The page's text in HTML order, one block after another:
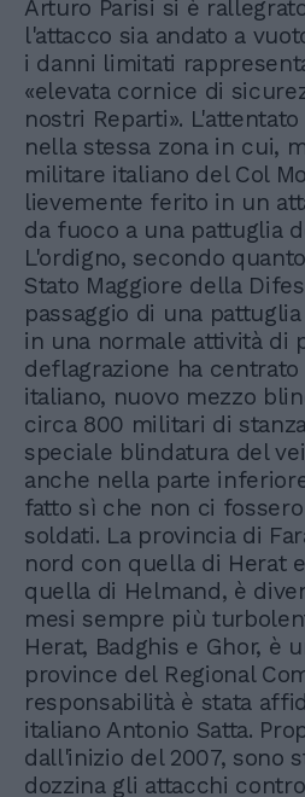
Arturo Parisi si è
l'attacco sia andato a
i danni limitati
«elevata cornice di
nostri Reparti».
nella stessa zona in cui,
militare italiano del Col
lievemente ferito in un
da fuoco a una pattuglia
L'ordigno, secondo
Stato Maggiore della
passaggio di una
in una normale attività di
deflagrazione ha centrato
italiano, nuovo mezzo
circa 800 militari di
speciale blindatura del
anche nella parte
fatto sì che non ci
soldati. La provincia di
nord con quella di Herat
quella di Helmand, è
mesi sempre più
Herat, Badghis e Ghor, è
province del Regional
responsabilità è stata
italiano Antonio Satta.
dall'inizio del 2007, sono
dozzina gli attacchi